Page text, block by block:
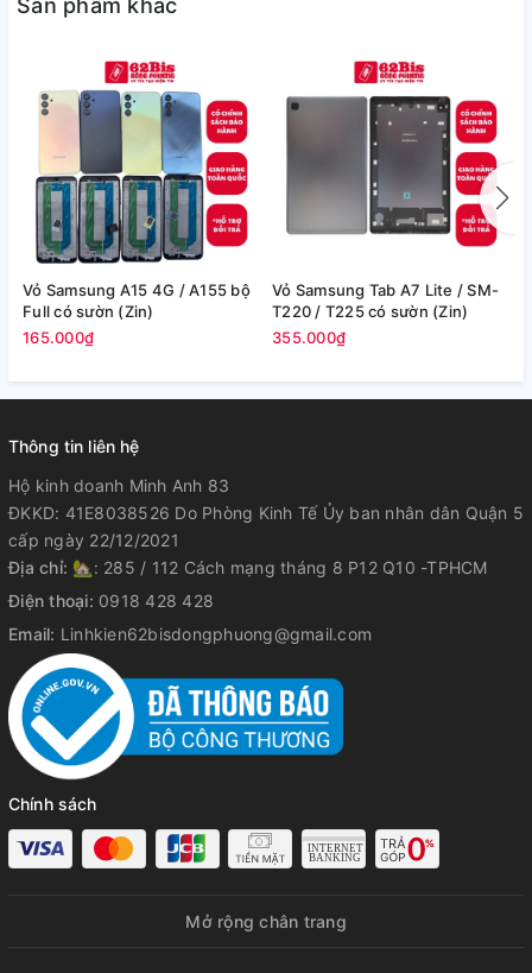
Sản phẩm khác
Vỏ Samsung A15 4G / A155 bộ
Full có sườn (Zin)
165.000₫
Vỏ Samsung Tab A7 Lite / SM-
T220 / T225 có sườn (Zin)
355.000₫
Thông tin liên hệ
Hộ kinh doanh Minh Anh 83
ĐKKD: 41E8038526 Do Phòng Kinh Tế Ủy ban nhân dân Quận 5
cấp ngày 22/12/2021
Địa chỉ: 🏡: 285 / 112 Cách mạng tháng 8 P12 Q10 -TPHCM
Điện thoại: 0918 428 428
Email: Linhkien62bisdongphuong@gmail.com
Chính sách
Mở rộng chân trang